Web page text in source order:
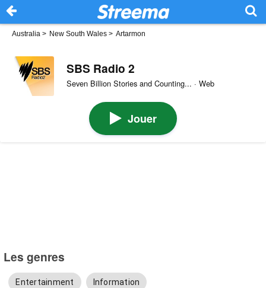
Australia > New South Wales > Artarmon
SBS Radio 2
Seven Billion Stories and Counting... · Web
Jouer
Les genres
Entertainment Information